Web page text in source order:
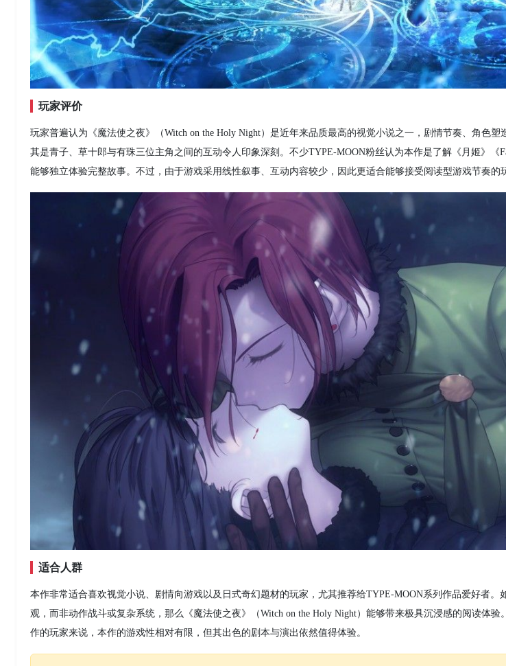
玩家评价
玩家普遍认为《魔法使之夜》（Witch on the Holy Night）是近年来品质最高的视觉小说之一，剧情节奏、角色
其是青子、草十郎与有珠三位主角之间的互动令人印象深刻。不少TYPE-MOON粉丝认为本作是了解《月姬》《
能够独立体验完整故事。不过，由于游戏采用线性叙事、互动内容较少，因此更适合能够接受阅读型游戏节奏的
适合人群
本作非常适合喜欢视觉小说、剧情向游戏以及日式奇幻题材的玩家，尤其推荐给TYPE-MOON系列作品爱好者。
观，而非动作战斗或复杂系统，那么《魔法使之夜》（Witch on the Holy Night）能够带来极具沉浸感的阅读体
作的玩家来说，本作的游戏性相对有限，但其出色的剧本与演出依然值得体验。